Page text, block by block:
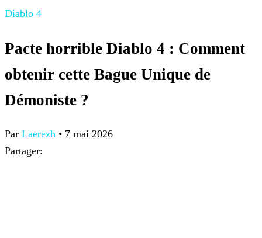
Diablo 4
Pacte horrible Diablo 4 : Comment
obtenir cette Bague Unique de
Démoniste ?
Par Laerezh • 7 mai 2026
Partager: